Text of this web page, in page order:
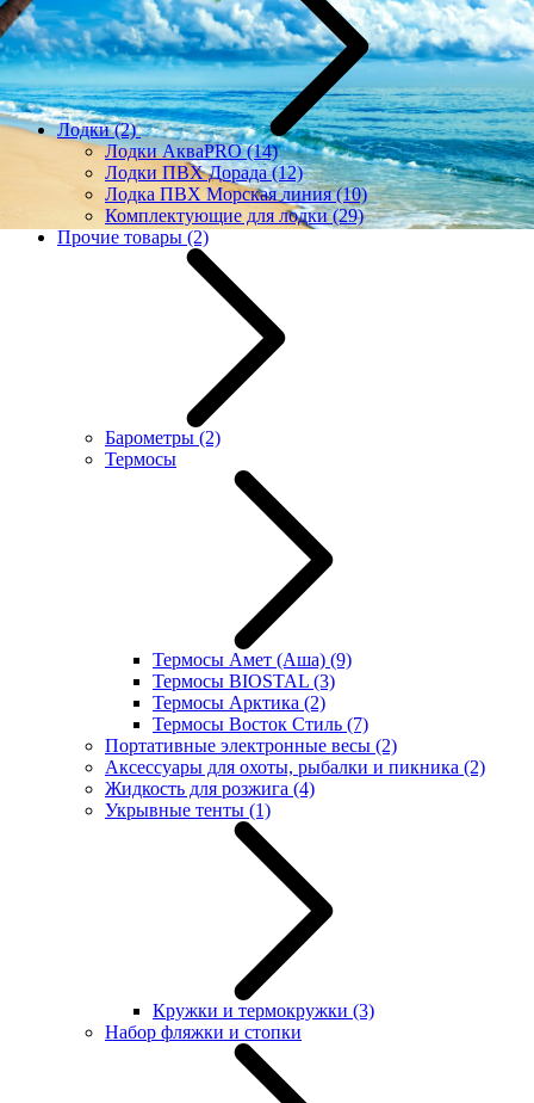
Лодки(2)
Лодки АкваPRO(14)
Лодки ПВХ Дорада(12)
Лодка ПВХ Морская линия(10)
Комплектующие для лодки(29)
Прочие товары (2)
Барометры (2)
Термосы
Термосы Амет (Аша) (9)
Термосы BIOSTAL (3)
Термосы Арктика (2)
Термосы Восток Стиль (7)
Портативные электронные весы (2)
Аксессуары для охоты, рыбалки и пикника (2)
Жидкость для розжига (4)
Укрывные тенты (1)
Кружки и термокружки (3)
Набор фляжки и стопки